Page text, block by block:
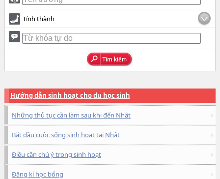
Tỉnh thành
Hướng dẫn sinh hoạt cho du học sinh
Những thủ tục cần làm sau khi đến Nhật
Bắt đầu cuộc sống sinh hoạt tại Nhật
Điều cần chú ý trong sinh hoạt
Đăng kí học bổng